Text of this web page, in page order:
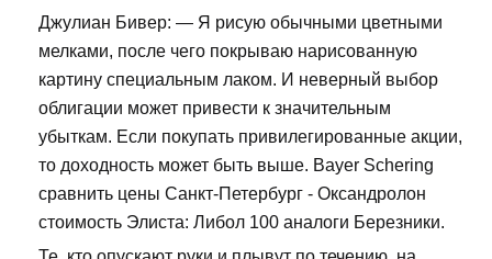
Джулиан Бивер: — Я рисую обычными цветными
мелками, после чего покрываю нарисованную
картину специальным лаком. И неверный выбор
облигации может привести к значительным
убыткам. Если покупать привилегированные акции,
то доходность может быть выше. Bayer Schering
сравнить цены Санкт-Петербург - Оксандролон
стоимость Элиста: Либол 100 аналоги Березники.